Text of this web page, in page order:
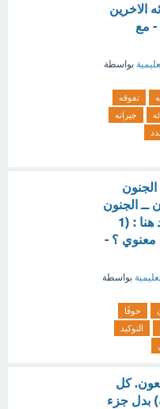
الاخرين
- مع
بواسطة
تفوقه
جيرانه
الجنون
ــ الجنون
) اختر نوع اسلوب التوكيد هنا : (1
معنوي ؟ -
بواسطة
خوفًا
التوكيد
كل
(2 نقطة) بدل جزء